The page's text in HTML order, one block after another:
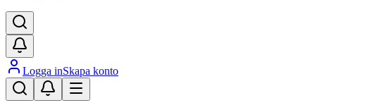
Logga inSkapa konto